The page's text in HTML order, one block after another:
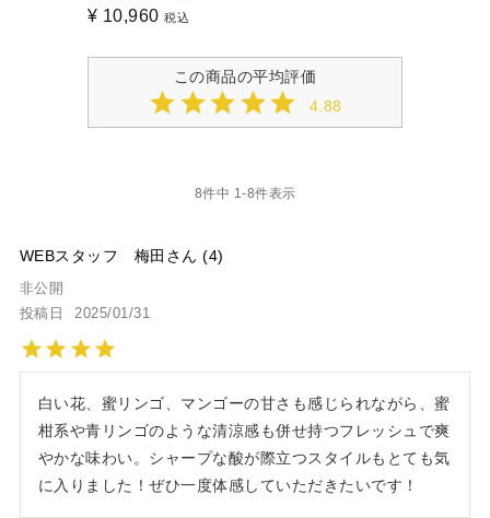
¥ 10,960 税込
4.88
8件中 1-8件表示
WEBスタッフ 梅田 4
非公開
投稿日
2025/01/31
白い花、蜜リンゴ、マンゴーの甘さも感じられながら、蜜
柑系や青リンゴのような清涼感も併せ持つフレッシュで爽
やかな味わい。シャープな酸が際立つスタイルもとても気
に入りました！ぜひ一度体感していただきたいです！